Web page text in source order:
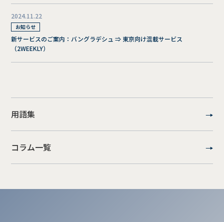
2024.11.22
お知らせ
新サービスのご案内：バングラデシュ ⇒ 東京向け混載サービス
（2WEEKLY）
用語集
コラム一覧